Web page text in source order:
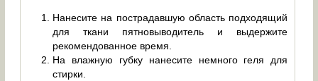
Нанесите на пострадавшую область подходящий
для ткани пятновыводитель и выдержите
рекомендованное время.
На влажную губку нанесите немного геля для
стирки.